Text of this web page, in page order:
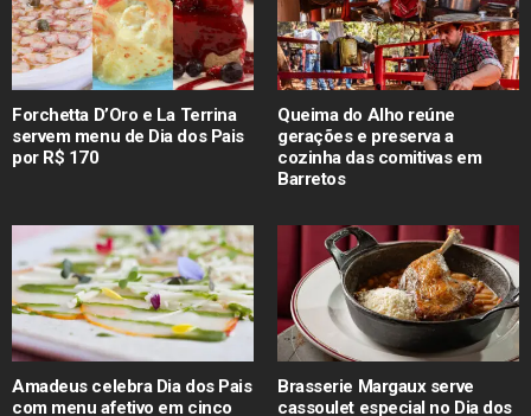
Forchetta D’Oro e La Terrina
servem menu de Dia dos Pais
por R$ 170
Queima do Alho reúne
gerações e preserva a
cozinha das comitivas em
Barretos
Amadeus celebra Dia dos Pais
com menu afetivo em cinco
Brasserie Margaux serve
cassoulet especial no Dia dos